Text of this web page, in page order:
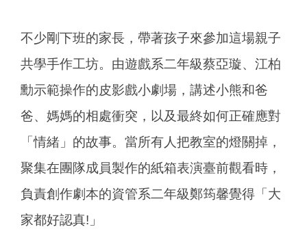
不少剛下班的家長，帶著孩子來參加這場親子
共學手作工坊。由遊戲系二年級蔡亞璇、江柏
勳示範操作的皮影戲小劇場，講述小熊和爸
爸、媽媽的相處衝突，以及最終如何正確應對
「情緒」的故事。當所有人把教室的燈關掉，
聚集在團隊成員製作的紙箱表演臺前觀看時，
負責創作劇本的資管系二年級鄭筠馨覺得「大
家都好認真!」